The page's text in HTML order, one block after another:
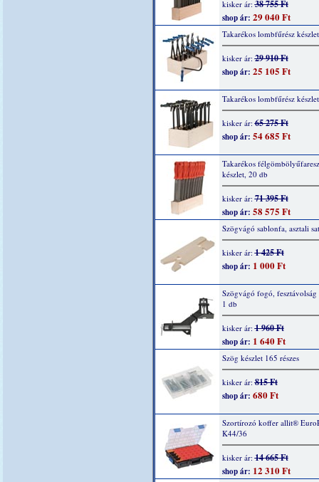
kisker ár:38 755 Ft
shop ár: 29 040 Ft
Takarékos lombfűrész
kisker ár:29 910 Ft
shop ár: 25 105 Ft
Takarékos lombfűrész
kisker ár:65 275 Ft
shop ár: 54 685 Ft
Takarékos
készlet, 20 db
kisker ár:71 395 Ft
shop ár: 58 575 Ft
Szögvágó sablonfa, asztali
kisker ár:1 425 Ft
shop ár: 1 000 Ft
Szögvágó fogó,
1 db
kisker ár:1 960 Ft
shop ár: 1 640 Ft
Szög készlet 165 részes
kisker ár:815 Ft
shop ár: 680 Ft
Szortírozó koffer allit®
K44/36
kisker ár:14 665 Ft
shop ár: 12 310 Ft